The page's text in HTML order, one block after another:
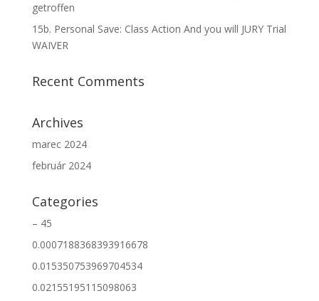
getroffen
15b. Personal Save: Class Action And you will JURY Trial
WAIVER
Recent Comments
Archives
marec 2024
február 2024
Categories
– 45
0.0007188368393916678
0.015350753969704534
0.02155195115098063